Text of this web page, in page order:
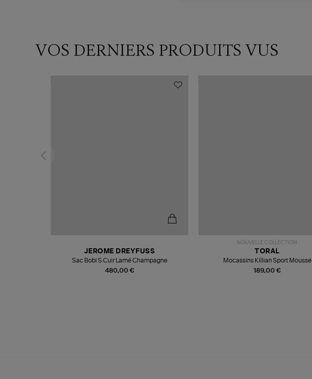
VOS DERNIERS PRODUITS VUS
480,00 €
JEROME DREYFUSS
Sac Bobi S Cuir Lamé Champagne
NOUVELLE COLLECTION
189,00 €
TORAL
Mocassins Killian Sport Mousse